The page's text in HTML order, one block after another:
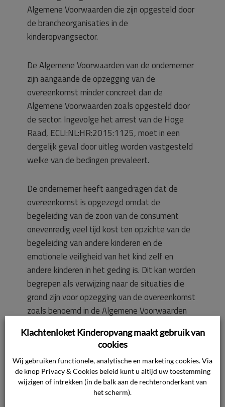
Algemene Voorwaarden die zijn opgesteld door
de brancheorganisaties in de
kinderopvangsector.
De Algemene Voorwaarden van de ondernemer
zijn aangaande de opzegging van de
overeenkomst minder concreet dan de
Algemene Voorwaarden zoals opgesteld door
de sector. Ingevolge het arrest van de Hoge
Raad, ECLI:NL:HR:2015:1125, moet in een
dergelijk geval door uitleg worden vastgesteld
welke van de bedingen prevaleert.
De ondernemer heeft aangedragen dat de
overeenkomst is opgezegd omdat de
begeleiding van de zoon van de consument
onevenredig veel tijd kost ten opzichte van de
begeleiding van andere kinderen en de
emotionele veiligheid van het kind zelf en
andere kinderen in het geding is. Dit kan worden
begrepen als verwijzing naar de situaties die
grond zijn voor opzegging van de overeenkomst
zoals benoemd in de Algemene Voorwaarden
ondernemer als uitgangspunt is genomen, zal
de commissie het geschil dan ook toetsen aan
deze Algemene Voorwaarden.
Klachtenloket Kinderopvang maakt gebruik van
cookies
Wij gebruiken functionele, analytische en marketing cookies. Via
de knop Privacy & Cookies beleid kunt u altijd uw toestemming
wijzigen of intrekken (in de balk aan de rechteronderkant van
het scherm).